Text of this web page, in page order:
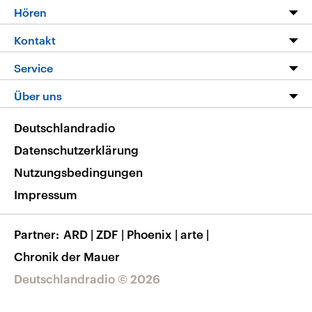
Programm
Die Nachrichten
Nachrichtenleicht
Neue Beiträge auf dlf.de
Hören
Livestream
Podcasts
Deutschlandfunk App
Nachrichten App
Frequenzen
Kontakt
Hörerservice
Service
FAQ
Veranstaltungen
Musikliste
RSS
Über uns
Barrierefreiheit
Deutschlandradio © 2026
Deutschlandradio
Datenschutzerklärung
Nutzungsbedingungen
Impressum
Partner ARD | ZDF | Phoenix | arte |
Chronik der Mauer